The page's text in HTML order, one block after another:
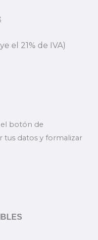
el 21% de IVA)
el botón de
tus datos y formalizar